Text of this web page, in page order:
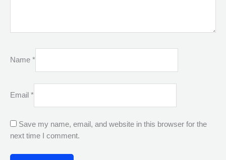
Name *
Email *
Save my name, email, and website in this browser for the
next time I comment.